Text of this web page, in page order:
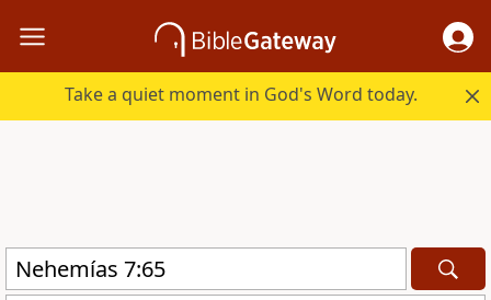
Take a quiet moment in God's Word today.